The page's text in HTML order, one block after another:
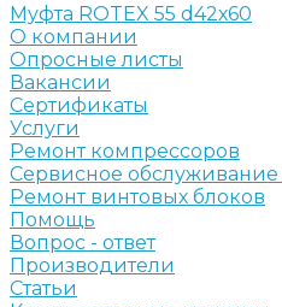
Муфта ROTEX 55 d42х60
О компании
Опросные листы
Вакансии
Сертификаты
Услуги
Ремонт компрессоров
Сервисное
Ремонт винтовых блоков
Помощь
Вопрос - ответ
Производители
Статьи